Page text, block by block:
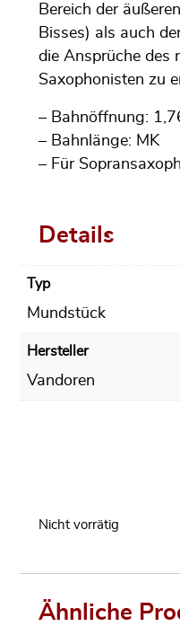
Bereich der
Bisses) als auch
die Ansprüche des
Saxophonisten zu
– Bahnöffnung:
– Bahnlänge: MK
– Für
Details
Typ
Mundstück
Hersteller
Vandoren
Nicht vorrätig
Ähnliche